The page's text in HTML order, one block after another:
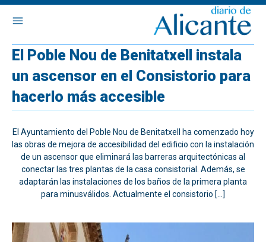
El Poble Nou de Benitatxell instala
un ascensor en el Consistorio para
hacerlo más accesible
El Ayuntamiento del Poble Nou de Benitatxell ha comenzado hoy
las obras de mejora de accesibilidad del edificio con la instalación
de un ascensor que eliminará las barreras arquitectónicas al
conectar las tres plantas de la casa consistorial. Además, se
adaptarán las instalaciones de los baños de la primera planta
para minusválidos. Actualmente el consistorio […]